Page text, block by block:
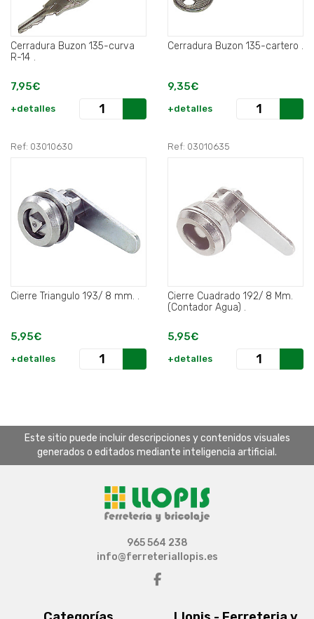
Cerradura Buzon 135-curva
R-14 .
7,95€
+detalles
Cerradura Buzon 135-cartero .
9,35€
+detalles
Ref: 03010630
Cierre Triangulo 193/ 8 mm. .
5,95€
+detalles
Ref: 03010635
Cierre Cuadrado 192/ 8 Mm.
(Contador Agua) .
5,95€
+detalles
Este sitio puede incluir descripciones y contenidos visuales
generados o editados mediante inteligencia artificial.
965 564 238
info@ferreteriallopis.es